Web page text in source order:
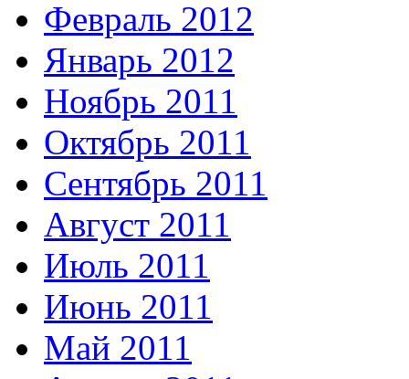
Февраль 2012
Январь 2012
Ноябрь 2011
Октябрь 2011
Сентябрь 2011
Август 2011
Июль 2011
Июнь 2011
Май 2011